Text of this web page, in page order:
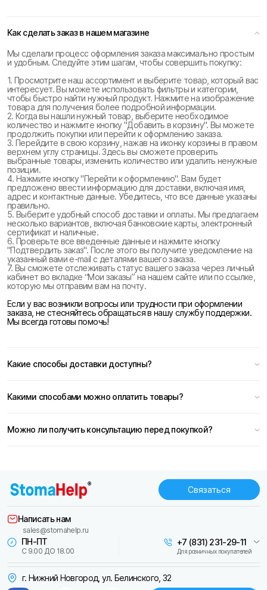
Как сделать заказ в нашем магазине
Мы сделали процесс оформления заказа максимально простым
и удобным. Следуйте этим шагам, чтобы совершить покупку:
1. Просмотрите наш ассортимент и выберите товар, который вас
интересует. Вы можете использовать фильтры и категории,
чтобы быстро найти нужный продукт. Нажмите на изображение
товара для получения более подробной информации.
2. Когда вы нашли нужный товар, выберите необходимое
количество и нажмите кнопку "Добавить в корзину". Вы можете
продолжить покупки или перейти к оформлению заказа.
3. Перейдите в свою корзину, нажав на иконку корзины в правом
верхнем углу страницы. Здесь вы сможете проверить
выбранные товары, изменить количество или удалить ненужные
позиции.
4. Нажмите кнопку "Перейти к оформлению". Вам будет
предложено ввести информацию для доставки, включая имя,
адрес и контактные данные. Убедитесь, что все данные указаны
правильно.
5. Выберите удобный способ доставки и оплаты. Мы предлагаем
несколько вариантов, включая банковские карты, электронный
сертификат и наличные.
6. Проверьте все введенные данные и нажмите кнопку
"Подтвердить заказ". После этого вы получите уведомление на
указанный вами e-mail с деталями вашего заказа.
7. Вы сможете отслеживать статус вашего заказа через личный
кабинет во вкладке “Мои заказы” на нашем сайте или по ссылке,
которую мы отправим вам на почту.
Если у вас возникли вопросы или трудности при оформлении
заказа, не стесняйтесь обращаться в нашу службу поддержки.
Мы всегда готовы помочь!
Какие способы доставки доступны?
Какими способами можно оплатить товары?
Можно ли получить консультацию перед покупкой?
Связаться
г. Нижний Новгород, ул. Белинского, 32
ПН-ПТ
С 9.00 ДО 18.00
+7 (831) 231-29-11
Для розничных покупателей
Написать нам
sales@stomahelp.ru